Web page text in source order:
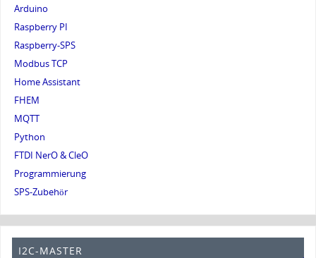
Arduino
Raspberry PI
Raspberry-SPS
Modbus TCP
Home Assistant
FHEM
MQTT
Python
FTDI NerO & CleO
Programmierung
SPS-Zubehör
I2C-MASTER